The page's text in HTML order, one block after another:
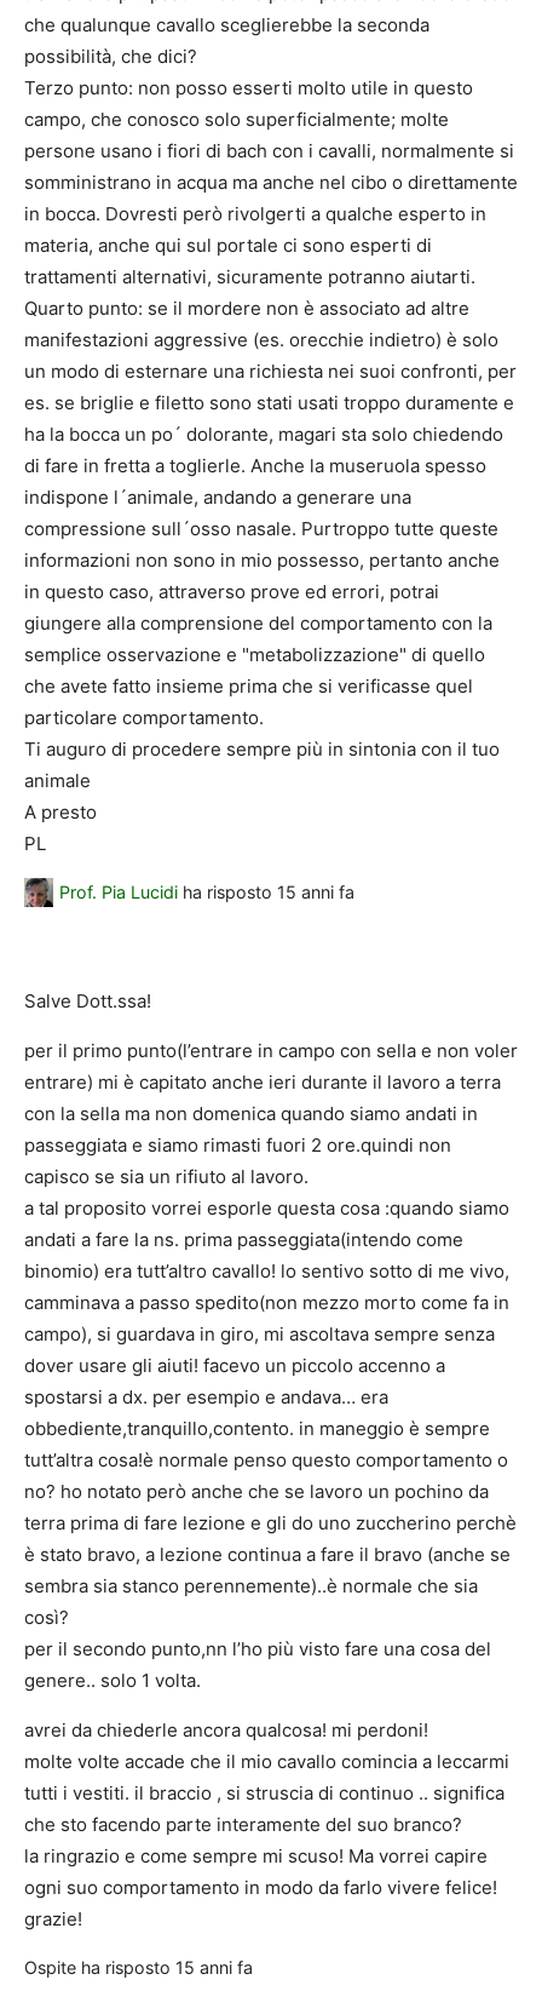
che qualunque cavallo sceglierebbe la seconda
possibilità, che dici?
Terzo punto: non posso esserti molto utile in questo
campo, che conosco solo superficialmente; molte
persone usano i fiori di bach con i cavalli, normalmente si
somministrano in acqua ma anche nel cibo o direttamente
in bocca. Dovresti però rivolgerti a qualche esperto in
materia, anche qui sul portale ci sono esperti di
trattamenti alternativi, sicuramente potranno aiutarti.
Quarto punto: se il mordere non è associato ad altre
manifestazioni aggressive (es. orecchie indietro) è solo
un modo di esternare una richiesta nei suoi confronti, per
es. se briglie e filetto sono stati usati troppo duramente e
ha la bocca un po´ dolorante, magari sta solo chiedendo
di fare in fretta a toglierle. Anche la museruola spesso
indispone l´animale, andando a generare una
compressione sull´osso nasale. Purtroppo tutte queste
informazioni non sono in mio possesso, pertanto anche
in questo caso, attraverso prove ed errori, potrai
giungere alla comprensione del comportamento con la
semplice osservazione e "metabolizzazione" di quello
che avete fatto insieme prima che si verificasse quel
particolare comportamento.
Ti auguro di procedere sempre più in sintonia con il tuo
animale
A presto
PL
Prof. Pia Lucidi ha risposto 15 anni fa
Salve Dott.ssa!
per il primo punto(l’entrare in campo con sella e non voler
entrare) mi è capitato anche ieri durante il lavoro a terra
con la sella ma non domenica quando siamo andati in
passeggiata e siamo rimasti fuori 2 ore.quindi non
capisco se sia un rifiuto al lavoro.
a tal proposito vorrei esporle questa cosa :quando siamo
andati a fare la ns. prima passeggiata(intendo come
binomio) era tutt’altro cavallo! lo sentivo sotto di me vivo,
camminava a passo spedito(non mezzo morto come fa in
campo), si guardava in giro, mi ascoltava sempre senza
dover usare gli aiuti! facevo un piccolo accenno a
spostarsi a dx. per esempio e andava… era
obbediente,tranquillo,contento. in maneggio è sempre
tutt’altra cosa!è normale penso questo comportamento o
no? ho notato però anche che se lavoro un pochino da
terra prima di fare lezione e gli do uno zuccherino perchè
è stato bravo, a lezione continua a fare il bravo (anche se
sembra sia stanco perennemente)..è normale che sia
così?
per il secondo punto,nn l’ho più visto fare una cosa del
genere.. solo 1 volta.
avrei da chiederle ancora qualcosa! mi perdoni!
molte volte accade che il mio cavallo comincia a leccarmi
tutti i vestiti. il braccio , si struscia di continuo .. significa
che sto facendo parte interamente del suo branco?
la ringrazio e come sempre mi scuso! Ma vorrei capire
ogni suo comportamento in modo da farlo vivere felice!
grazie!
Ospite ha risposto 15 anni fa